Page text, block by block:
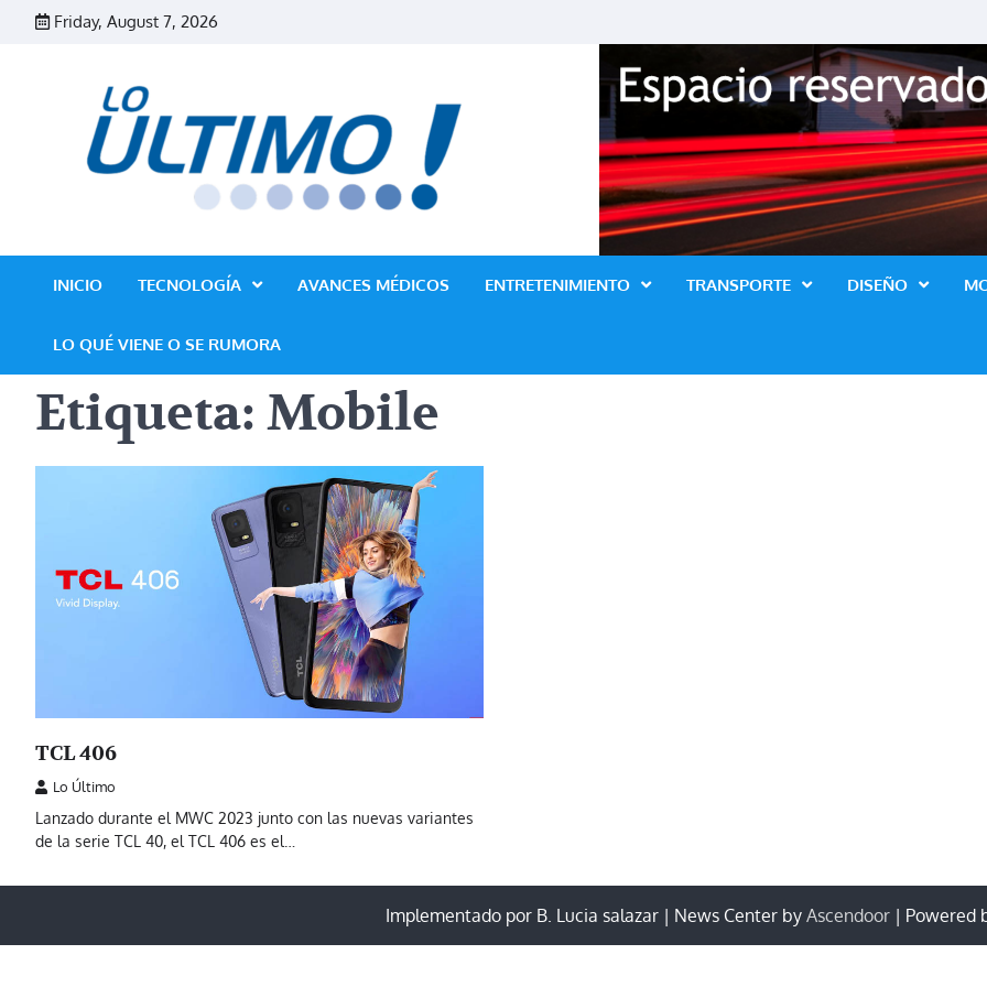
Friday, August 7, 2026
Revista Lo Ultimo
INICIO TECNOLOGÍA AVANCES MÉDICOS ENTRETENIMIENTO TRANSPORTE DISEÑO
LO QUÉ VIENE O SE RUMORA
Etiqueta: Mobile
TCL 406
Lo Último
Lanzado durante el MWC 2023 junto con las nuevas variantes
de la serie TCL 40, el TCL 406 es el…
Implementado por B. Lucia salazar | News Center by Ascendoor | Powered